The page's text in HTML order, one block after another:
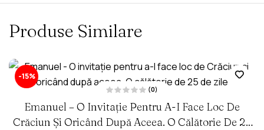
Produse Similare
-15%
v
a
l
u
(0)
Emanuel – O Invitație Pentru A-I Face Loc De
Crăciun Și Oricând După Aceea. O Călătorie De 25